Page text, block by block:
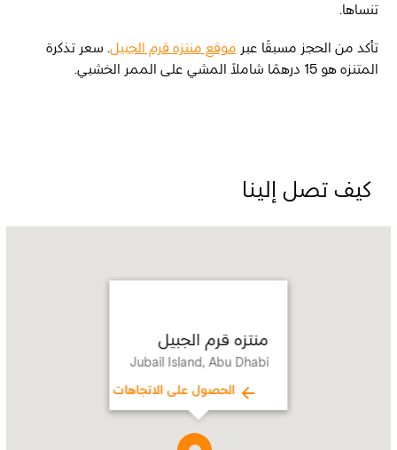
تنساها.
تأكد من الحجز مسبقًا عبر موقع منتزه قرم الجبيل. سعر تذكرة
المتنزه هو 15 درهمًا شاملاً المشي على الممر الخشبي.
كيف تصل إلينا
منتزه قرم الجبيل
Jubail Island, Abu Dhabi
الحصول على الاتجاهات